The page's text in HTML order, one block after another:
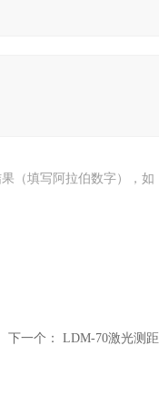
（填写阿拉伯数字），如
下一个： LDM-70激光测